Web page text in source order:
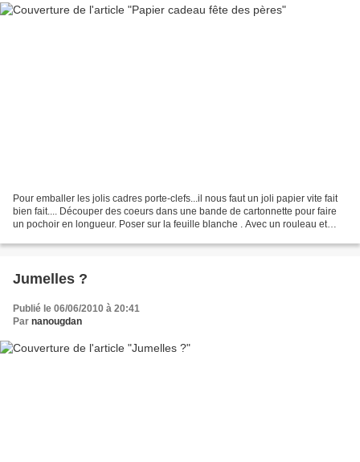
Pour emballer les jolis cadres porte-clefs...il nous faut un joli papier vite fait
bien fait.... Découper des coeurs dans une bande de cartonnette pour faire
un pochoir en longueur. Poser sur la feuille blanche . Avec un rouleau et
Jumelles ?
Publié le 06/06/2010 à 20:41
Par nanougdan